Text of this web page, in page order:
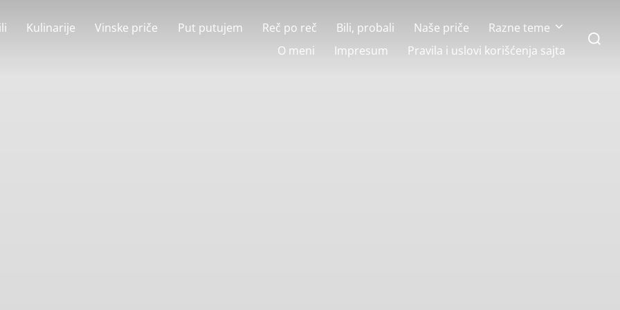
Kulinarije Vinske priče Put putujem Reč po reč Bili, probali Naše priče
Razne teme
O meni
Impresum Pravila i uslovi korišćenja sajta
Search